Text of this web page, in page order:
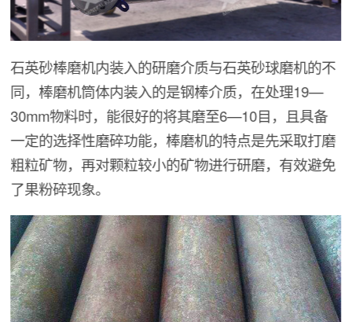
石英砂棒磨机内装入的研磨介质与石英砂球磨机的不
同，棒磨机筒体内装入的是钢棒介质，在处理19—
30mm物料时，能很好的将其磨至6—10目，且具备
一定的选择性磨碎功能，棒磨机的特点是先采取打磨
粗粒矿物，再对颗粒较小的矿物进行研磨，有效避免
了果粉碎现象。